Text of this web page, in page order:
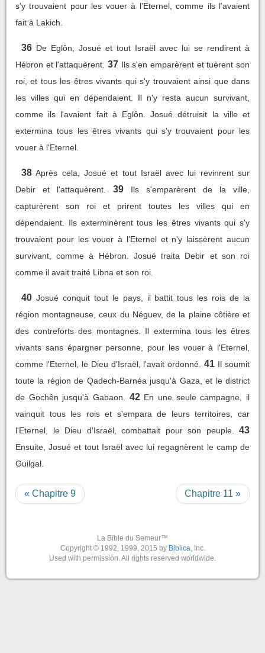
s'y trouvaient pour les vouer à l'Eternel, comme ils l'avaient
fait à Lakich.
36 De Eglôn, Josué et tout Israël avec lui se rendirent à
Hébron et l'attaquèrent. 37 Ils s'en emparèrent et tuèrent son
roi, et tous les êtres vivants qui s'y trouvaient ainsi que dans
les villes qui en dépendaient. Il n'y resta aucun survivant,
comme ils l'avaient fait à Eglôn. Josué détruisit la ville et
extermina tous les êtres vivants qui s'y trouvaient pour les
vouer à l'Eternel.
38 Après cela, Josué et tout Israël avec lui revinrent sur
Debir et l'attaquèrent.
39
Ils s'emparèrent de la ville,
capturèrent son roi et prirent toutes les villes qui en
dépendaient. Ils exterminèrent tous les êtres vivants qui s'y
trouvaient pour les vouer à l'Eternel et n'y laissèrent aucun
survivant, comme à Hébron. Josué traita Debir et son roi
comme il avait traité Libna et son roi.
40 Josué conquit tout le pays, il battit tous les rois de la
région montagneuse, ceux du Néguev, de la plaine côtière et
des contreforts des montagnes. Il extermina tous les êtres
vivants sans épargner personne, pour les vouer à l'Eternel,
comme l'Eternel, le Dieu d'Israël, l'avait ordonné. 41 Il soumit
toute la région de Qadech-Barnéa jusqu'à Gaza, et le district
de Gochên jusqu'à Gabaon.
42 En une seule campagne, il
vainquit tous les rois et s'empara de leurs territoires, car
l'Eternel, le Dieu d'Israël, combattait pour son peuple.
43
Ensuite, Josué et tout Israël avec lui regagnèrent le camp de
Guilgal.
« Chapitre 9 Chapitre 11 »
La Bible du Semeur™
Copyright © 1992, 1999, 2015 by Biblica, Inc.
Used with permission. All rights reserved worldwide.